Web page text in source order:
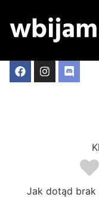
Jak dotąd brak